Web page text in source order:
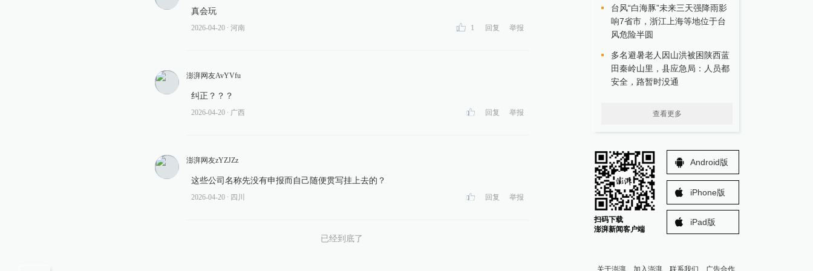
真会玩
2026-04-20 ∙ 河南 1 回复 举报
澎湃网友AvYVfu
纠正？？？
2026-04-20 ∙ 广西 回复 举报
澎湃网友zYZJZz
这些公司名称先没有申报而自己随便贯写挂上去的？
2026-04-20 ∙ 四川 回复 举报
已经到底了
台风“白海豚”未来三天强降雨影
响7省市，浙江上海等地位于台
风危险半圆
多名避暑老人因山洪被困陕西蓝
田秦岭山里，县应急局：人员都
安全，路暂时没通
查看更多
扫码下载
澎湃新闻客户端
Android版
iPhone版
iPad版
关于澎湃 加入澎湃 联系我们 广告合作